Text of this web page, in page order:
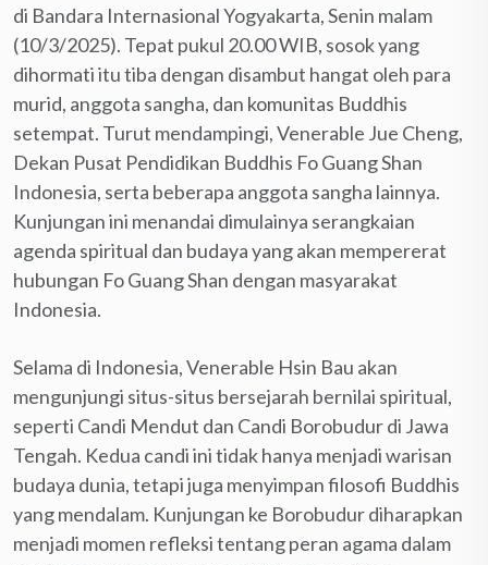
di Bandara Internasional Yogyakarta, Senin malam
(10/3/2025). Tepat pukul 20.00 WIB, sosok yang
dihormati itu tiba dengan disambut hangat oleh para
murid, anggota sangha, dan komunitas Buddhis
setempat. Turut mendampingi, Venerable Jue Cheng,
Dekan Pusat Pendidikan Buddhis Fo Guang Shan
Indonesia, serta beberapa anggota sangha lainnya.
Kunjungan ini menandai dimulainya serangkaian
agenda spiritual dan budaya yang akan mempererat
hubungan Fo Guang Shan dengan masyarakat
Indonesia.
Selama di Indonesia, Venerable Hsin Bau akan
mengunjungi situs-situs bersejarah bernilai spiritual,
seperti Candi Mendut dan Candi Borobudur di Jawa
Tengah. Kedua candi ini tidak hanya menjadi warisan
budaya dunia, tetapi juga menyimpan filosofi Buddhis
yang mendalam. Kunjungan ke Borobudur diharapkan
menjadi momen refleksi tentang peran agama dalam